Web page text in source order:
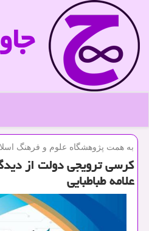
به همت پژوهشگاه علوم و فرهنگ
كرسی ترویجی دولت از
علامه طباطبایی